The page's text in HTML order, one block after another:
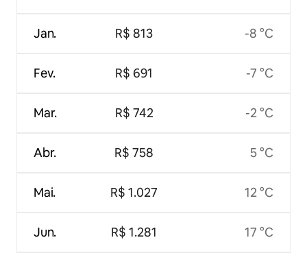
Jan.
Fev.
Mar.
Abr.
Mai.
Jun.
R$ 813
R$ 691
R$ 742
R$ 758
R$ 1.027
R$ 1.281
-8 °C
-7 °C
-2 °C
5 °C
12 °C
17 °C